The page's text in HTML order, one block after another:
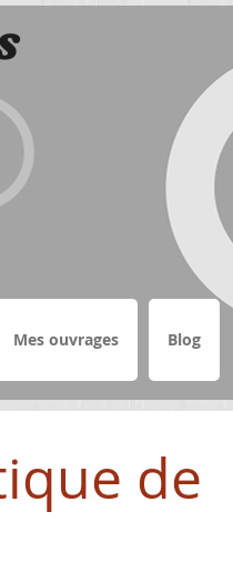
Mes ouvrages Blog
de